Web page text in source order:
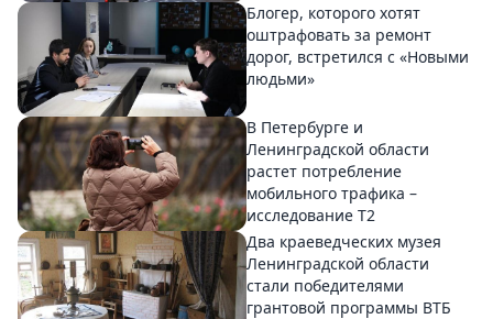
Блогер, которого хотят
оштрафовать за ремонт
дорог, встретился с «Новыми
людьми»
В Петербурге и
Ленинградской области
растет потребление
мобильного трафика –
исследование T2
Два краеведческих музея
Ленинградской области
стали победителями
грантовой программы ВТБ